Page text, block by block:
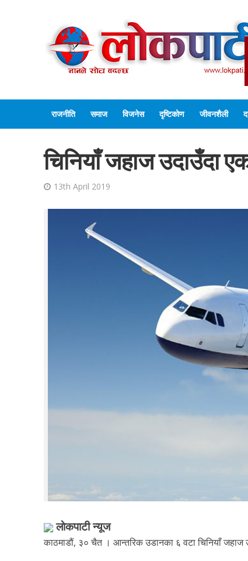
राजनीति समाज विजनेस दृष्टिकोण जीवनशैली
चिनियाँ जहाज उदाउँदा
13th April 2019
लाेकपाटी न्यूज
काठमाडौं, ३० चैत । आन्तरिक उडानका ६ वटा चिनियाँ